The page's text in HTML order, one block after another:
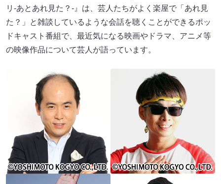
リ-あとあれ見た？-』は、芸人たちがよく楽屋で「あれ見
た？」と雑談しているような会話を聴くことができるポッ
ドキャスト番組で、最近気になる映画やドラマ、アニメ等
の映像作品について芸人が語っています。